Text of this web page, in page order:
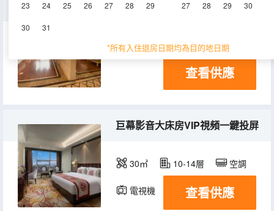
23 24 25 26 27 28 29
30 31
27 28 29 30
*所有入住退房日期均為目的地日期
90㎡ 17層
查看供應
巨幕影音大床房VIP視頻一鍵投屏
30㎡ 10-14層 空調
電視機 查看供應